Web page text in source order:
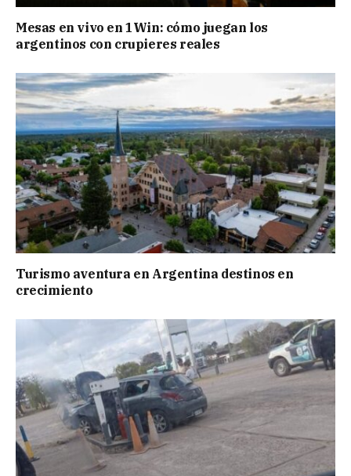
Mesas en vivo en 1Win: cómo juegan los
argentinos con crupieres reales
Turismo aventura en Argentina destinos en
crecimiento